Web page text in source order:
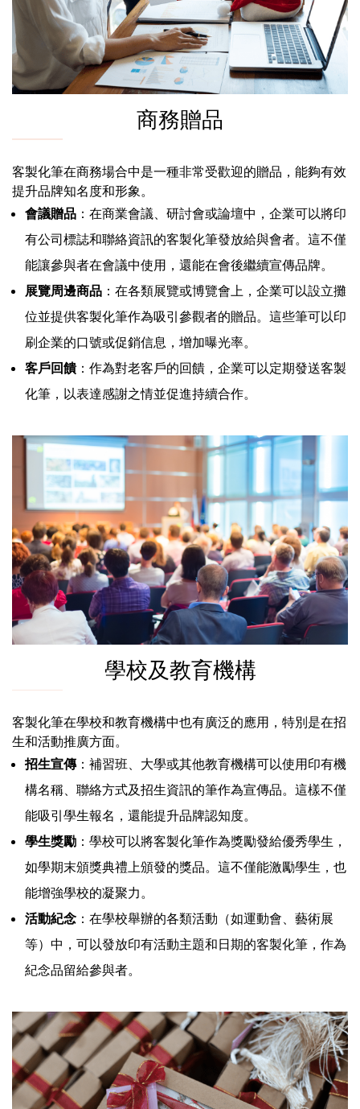
商務贈品
客製化筆在商務場合中是一種非常受歡迎的贈品，能夠有效
提升品牌知名度和形象。
會議贈品 ：在商業會議、研討會或論壇中，企業可以將印
有公司標誌和聯絡資訊的客製化筆發放給與會者。這不僅
能讓參與者在會議中使用，還能在會後繼續宣傳品牌。
展覽周邊商品 ：在各類展覽或博覽會上，企業可以設立攤
位並提供客製化筆作為吸引參觀者的贈品。這些筆可以印
刷企業的口號或促銷信息，增加曝光率。
客戶回饋：作為對老客戶的回饋，企業可以定期發送客製
化筆，以表達感謝之情並促進持續合作。
學校及教育機構
客製化筆在學校和教育機構中也有廣泛的應用，特別是在招
生和活動推廣方面。
招生宣傳：補習班、大學或其他教育機構可以使用印有機
構名稱、聯絡方式及招生資訊的筆作為宣傳品。這樣不僅
能吸引學生報名，還能提升品牌認知度。
學生獎勵 ：學校可以將客製化筆作為獎勵發給優秀學生，
如學期末頒獎典禮上頒發的獎品。這不僅能激勵學生，也
能增強學校的凝聚力。
活動紀念 ：在學校舉辦的各類活動（如運動會、藝術展
等）中，可以發放印有活動主題和日期的客製化筆，作為
紀念品留給參與者。